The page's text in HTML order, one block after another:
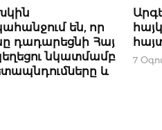
են, որ
դադարեցնի Հայ
նկատմամբ
և
7